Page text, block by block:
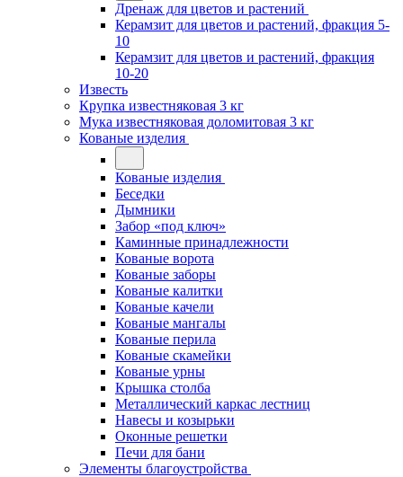
Дренаж для цветов и растений
Керамзит для цветов и растений, фракция 5-
10
Керамзит для цветов и растений, фракция
10-20
Известь
Крупка известняковая 3 кг
Мука известняковая доломитовая 3 кг
Кованые изделия
Кованые изделия
Беседки
Дымники
Забор «под ключ»
Каминные принадлежности
Кованые ворота
Кованые заборы
Кованые калитки
Кованые качели
Кованые мангалы
Кованые перила
Кованые скамейки
Кованые урны
Крышка столба
Металлический каркас лестниц
Навесы и козырьки
Оконные решетки
Печи для бани
Элементы благоустройства